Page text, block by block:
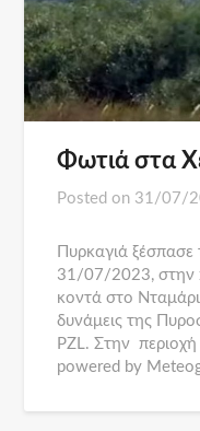
Φωτιά στα
Posted on 31/07/
Πυρκαγιά
31/07/2023, στην
κοντά στο
δυνάμεις της
PZL. Στην περιοχή
powered by